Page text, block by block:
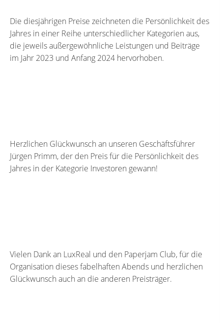
Die diesjährigen Preise zeichneten die Persönlichkeit des
Jahres in einer Reihe unterschiedlicher Kategorien aus,
die jeweils außergewöhnliche Leistungen und Beiträge
im Jahr 2023 und Anfang 2024 hervorhoben.
Herzlichen Glückwunsch an unseren Geschäftsführer
Jürgen Primm, der den Preis für die Persönlichkeit des
Jahres in der Kategorie Investoren gewann!
Vielen Dank an LuxReal und den Paperjam Club, für die
Organisation dieses fabelhaften Abends und herzlichen
Glückwunsch auch an die anderen Preisträger.